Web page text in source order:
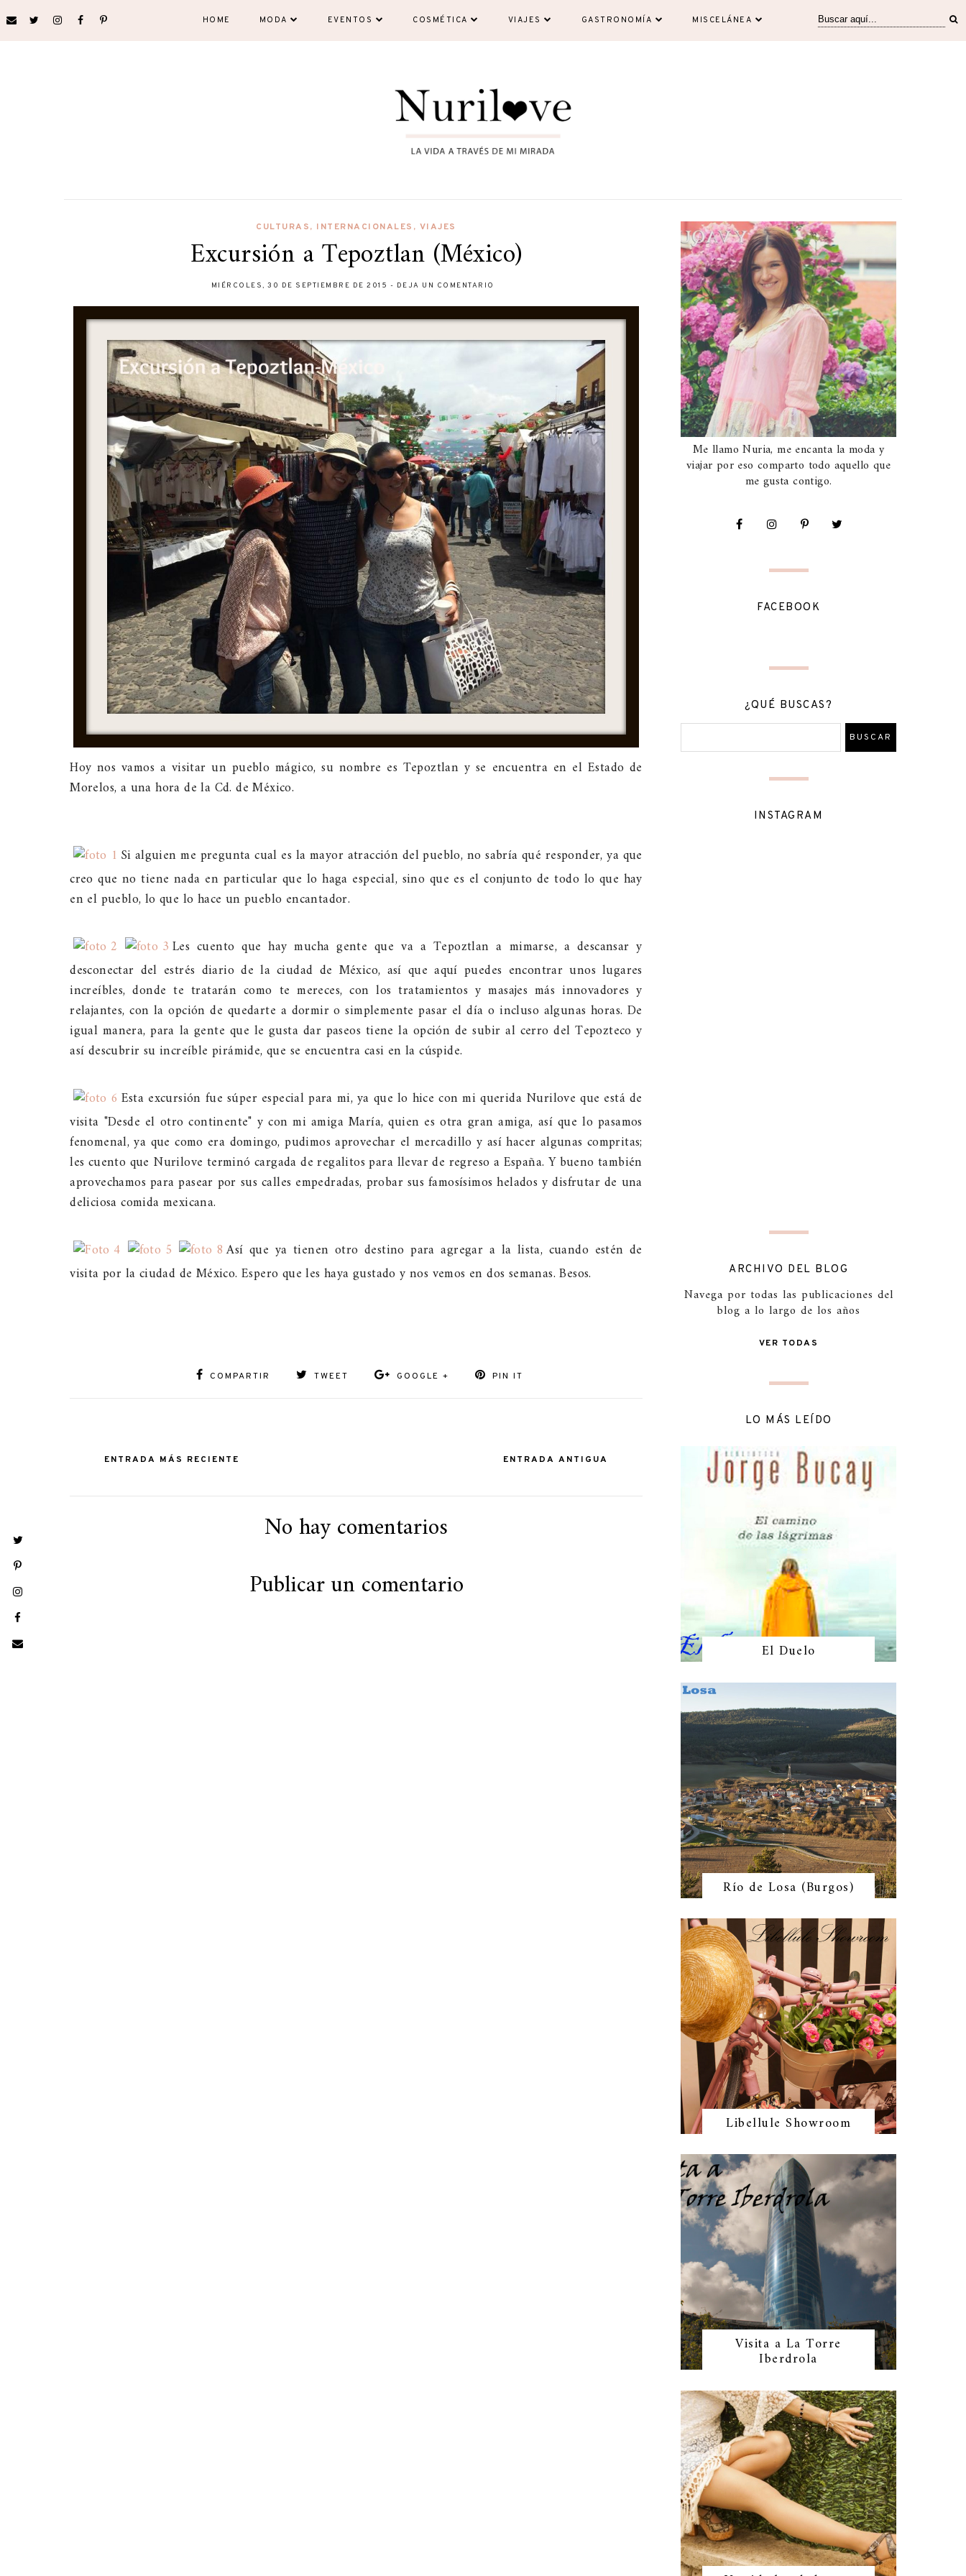
HOME MODA EVENTOS COSMÉTICA VIAJES GASTRONOMÍA MISCELÁNEA
CULTURAS, INTERNACIONALES , VIAJES
Excursión a Tepoztlan (México)
MIÉRCOLES, 30 DE SEPTIEMBRE DE 2015 - DEJA UN COMENTARIO
Hoy nos vamos a visitar un pueblo mágico, su nombre es Tepoztlan y se encuentra en el Estado de
Morelos, a una hora de la Cd. de México.
Si alguien me pregunta cual es la mayor atracción del pueblo, no sabría qué responder, ya que
creo que no tiene nada en particular que lo haga especial, sino que es el conjunto de todo lo que hay
en el pueblo, lo que lo hace un pueblo encantador.
Les cuento que hay mucha gente que va a Tepoztlan a mimarse, a descansar y
desconectar del estrés diario de la ciudad de México, así que aquí puedes encontrar unos lugares
increíbles, donde te tratarán como te mereces, con los tratamientos y masajes más innovadores y
relajantes, con la opción de quedarte a dormir o simplemente pasar el día o incluso algunas horas. De
igual manera, para la gente que le gusta dar paseos tiene la opción de subir al cerro del Tepozteco y
así descubrir su increíble pirámide, que se encuentra casi en la cúspide.
Esta excursión fue súper especial para mi, ya que lo hice con mi querida Nurilove que está de
visita "Desde el otro continente" y con mi amiga María, quien es otra gran amiga, así que lo pasamos
fenomenal, ya que como era domingo, pudimos aprovechar el mercadillo y así hacer algunas compritas;
les cuento que Nurilove terminó cargada de regalitos para llevar de regreso a España. Y bueno también
aprovechamos para pasear por sus calles empedradas, probar sus famosísimos helados y disfrutar de una
deliciosa comida mexicana.
Así que ya tienen otro destino para agregar a la lista, cuando estén de
visita por la ciudad de México. Espero que les haya gustado y nos vemos en dos semanas. Besos.
COMPARTIR TWEET GOOGLE + PIN IT
ENTRADA MÁS RECIENTE ENTRADA ANTIGUA
No hay comentarios
Publicar un comentario
Me llamo Nuria, me encanta la moda y
viajar por eso comparto todo aquello que
me gusta contigo.
FACEBOOK
¿QUÉ BUSCAS?
INSTAGRAM
ARCHIVO DEL BLOG
Navega por todas las publicaciones del
blog a lo largo de los años
VER TODAS
LO MÁS LEÍDO
El Duelo
Río de Losa (Burgos)
Libellule Showroom
Visita a La Torre
Iberdrola